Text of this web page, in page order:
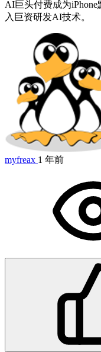
AI巨头付费成为
入巨资研发AI技术。
myfreax 1 年前